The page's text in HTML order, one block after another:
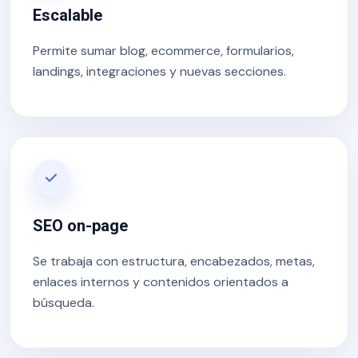
Escalable
Permite sumar blog, ecommerce, formularios,
landings, integraciones y nuevas secciones.
SEO on-page
Se trabaja con estructura, encabezados, metas,
enlaces internos y contenidos orientados a
búsqueda.